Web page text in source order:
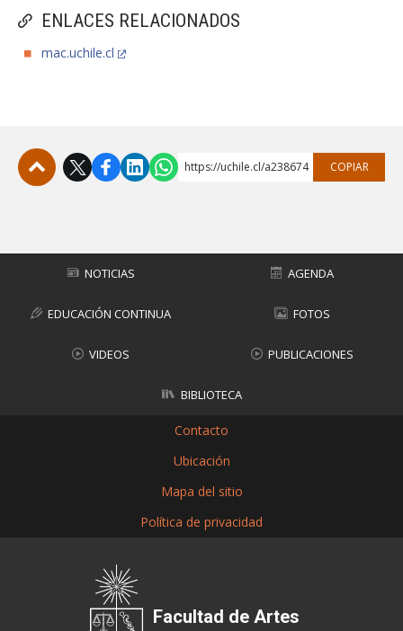
ENLACES RELACIONADOS
mac.uchile.cl
https://uchile.cl/a238674 COPIAR
NOTICIAS AGENDA
EDUCACIÓN CONTINUA FOTOS
VIDEOS PUBLICACIONES
BIBLIOTECA
Contacto
Ubicación
Mapa del sitio
Política de privacidad
Facultad de Artes